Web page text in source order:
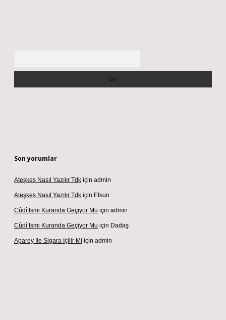
Son yorumlar
Ateşkes Nasıl Yazılır Tdk için admin
Ateşkes Nasıl Yazılır Tdk için Efsun
Cûdî Ismi Kuranda Geçiyor Mu için admin
Cûdî Ismi Kuranda Geçiyor Mu için Dadaş
Aparey Ile Sigara Içilir Mi için admin